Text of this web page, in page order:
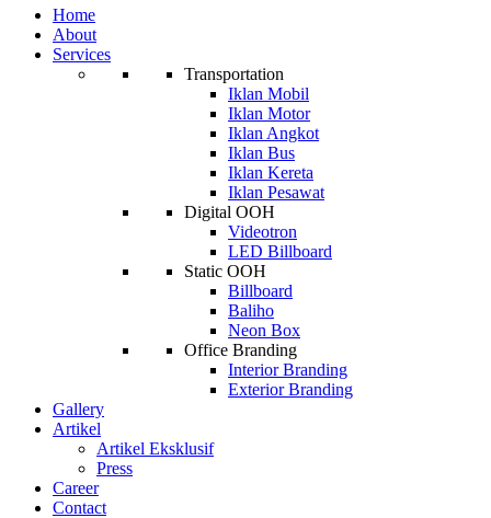
Home
About
Services
Transportation
Iklan Mobil
Iklan Motor
Iklan Angkot
Iklan Bus
Iklan Kereta
Iklan Pesawat
Digital OOH
Videotron
LED Billboard
Static OOH
Billboard
Baliho
Neon Box
Office Branding
Interior Branding
Exterior Branding
Gallery
Artikel
Artikel Eksklusif
Press
Career
Contact